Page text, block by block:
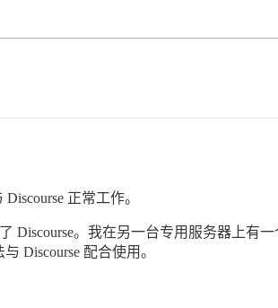
正常工作。
Discourse。我在另一台专用服务器上有一
Discourse 配合使用。